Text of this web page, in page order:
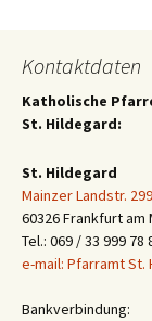
Kontaktdaten
Katholische
St. Hildegard:
St. Hildegard
Mainzer Landstr. 299
60326 Frankfurt am
Tel.: 069 / 33 999 78
e-mail: Pfarramt St.
Bankverbindung: